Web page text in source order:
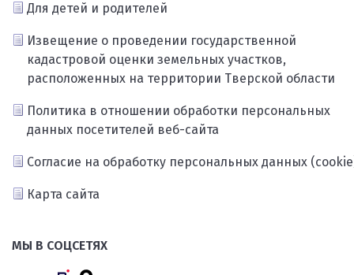
Для детей и родителей
Извещение о проведении государственной
кадастровой оценки земельных участков,
расположенных на территории Тверской области
Политика в отношении обработки персональных
данных посетителей веб-сайта
Согласие на обработку персональных данных
Карта сайта
МЫ В СОЦСЕТЯХ